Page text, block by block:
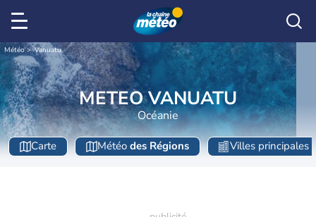
Météo Vanuatu
METEO VANUATU
Océanie
Carte Météo des Régions Villes principales